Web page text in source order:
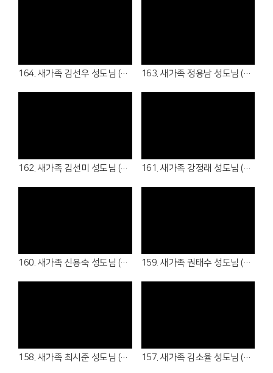
164. 새가족 김선우 성도님 (26.06.14 - 7남전도회 ) 163. 새가족 정용남 성도님 (26.06.07 - 여샬롬회 )
162. 새가족 김선미 성도님 (26.05.31 - 4여전도회 ) 161. 새가족 강정래 성도님 (26.05.31 - 3남전도회 )
160. 새가족 신용숙 성도님 (26.05.17 ) 159. 새가족 권태수 성도님 (26.04.16 - 청년부 )
158. 새가족 최시준 성도님 (26.04.05 - 청년부 ) 157. 새가족 김소율 성도님 (26.04.05 - 7여전도회)